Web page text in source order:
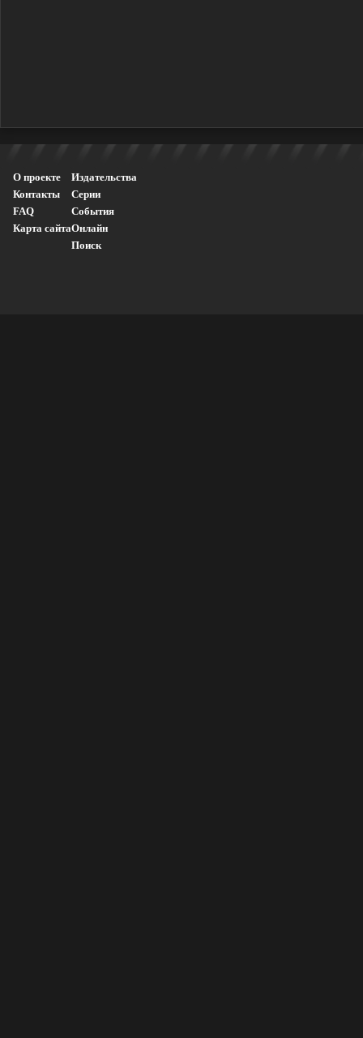
О проекте
Контакты
FAQ
Карта сайта
Издательства
Серии
События
Онлайн
Поиск